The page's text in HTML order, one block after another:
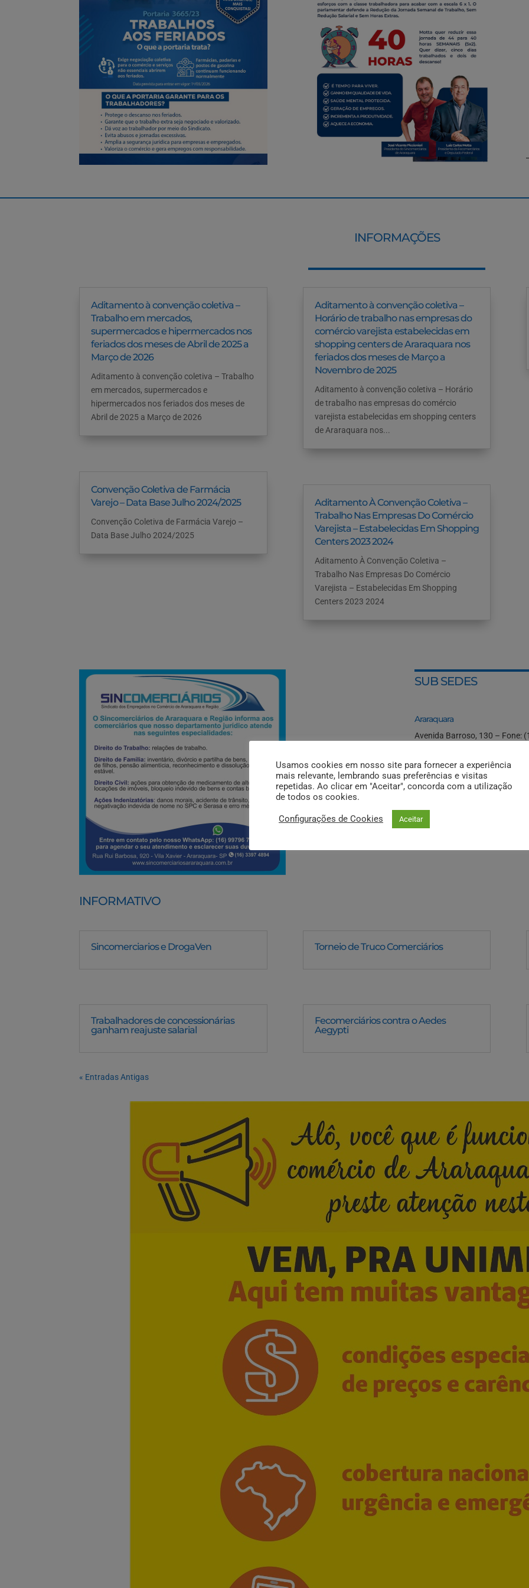
INFORMAÇÕES
Aditamento à convenção coletiva –
Trabalho em mercados,
supermercados e hipermercados nos
feriados dos meses de Abril de 2025 a
Março de 2026
Aditamento à convenção coletiva – Trabalho
em mercados, supermercados e
hipermercados nos feriados dos meses de
Abril de 2025 a Março de 2026
Convenção Coletiva de Farmácia
Varejo – Data Base Julho 2024/2025
Convenção Coletiva de Farmácia Varejo –
Data Base Julho 2024/2025
Aditamento à convenção coletiva –
Horário de trabalho nas empresas do
comércio varejista estabelecidas em
shopping centers de Araraquara nos
feriados dos meses de Março a
Novembro de 2025
Aditamento à convenção coletiva – Horário
de trabalho nas empresas do comércio
varejista estabelecidas em shopping centers
de Araraquara nos...
Aditamento À Convenção Coletiva –
Trabalho Nas Empresas Do Comércio
Varejista – Estabelecidas Em Shopping
Centers 2023 2024
Aditamento À Convenção Coletiva –
Trabalho Nas Empresas Do Comércio
Varejista – Estabelecidas Em Shopping
Centers 2023 2024
SUB SEDES
Araraquara
Avenida Barroso, 130 – Fone:
Rua Ricieri Antônio Vessoni,
Ibitinga
R: Miguel Landin, 523 | Centro
INFORMATIVO
Sincomerciarios e DrogaVen
Trabalhadores de concessionárias
ganham reajuste salarial
Torneio de Truco Comerciários
Fecomerciários contra o Aedes
Aegypti
« Entradas Antigas
Usamos cookies em nosso site para fornecer a experiência
mais relevante, lembrando suas preferências e visitas
repetidas. Ao clicar em "Aceitar", concorda com a utilização
de todos os cookies.
Configurações de Cookies Aceitar